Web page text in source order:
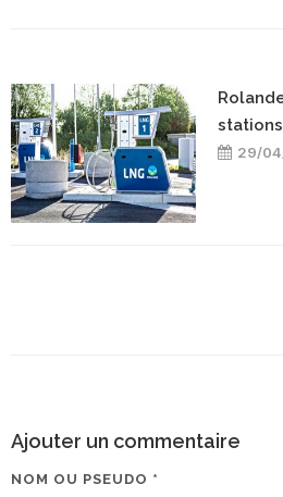
29/
Ajouter un commentaire
NOM OU PSEUDO *